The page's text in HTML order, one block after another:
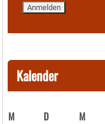
Kalender
M D M